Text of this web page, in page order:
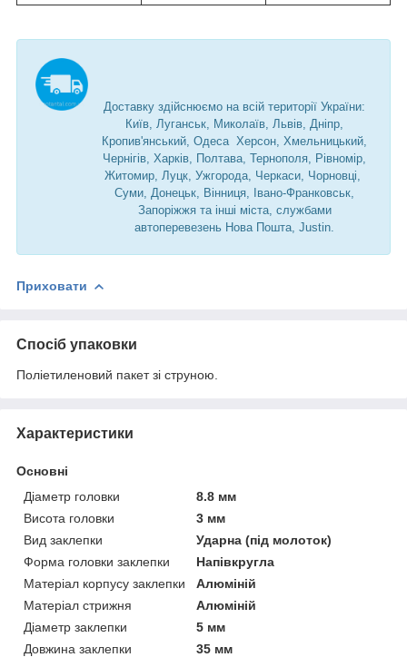
Доставку здійснюємо на всій території України:
Київ, Луганськ, Миколаїв, Львів, Дніпр,
Кропив'янський, Одеса Херсон, Хмельницький,
Чернігів, Харків, Полтава, Тернополя, Рівномір,
Житомир, Луцк, Ужгорода, Черкаси, Чорновці,
Суми, Донецьк, Вінниця, Івано-Франковськ,
Запоріжжя та інші міста, службами
автоперевезень Нова Пошта, Justin.
Приховати
Спосіб упаковки
Поліетиленовий пакет зі струною.
Характеристики
Основні
Діаметр головки
8.8 мм
Висота головки
3 мм
Вид заклепки
Ударна (під молоток)
Форма головки заклепки
Напівкругла
Матеріал корпусу заклепки
Алюміній
Матеріал стрижня
Алюміній
Діаметр заклепки
5 мм
Довжина заклепки
35 мм